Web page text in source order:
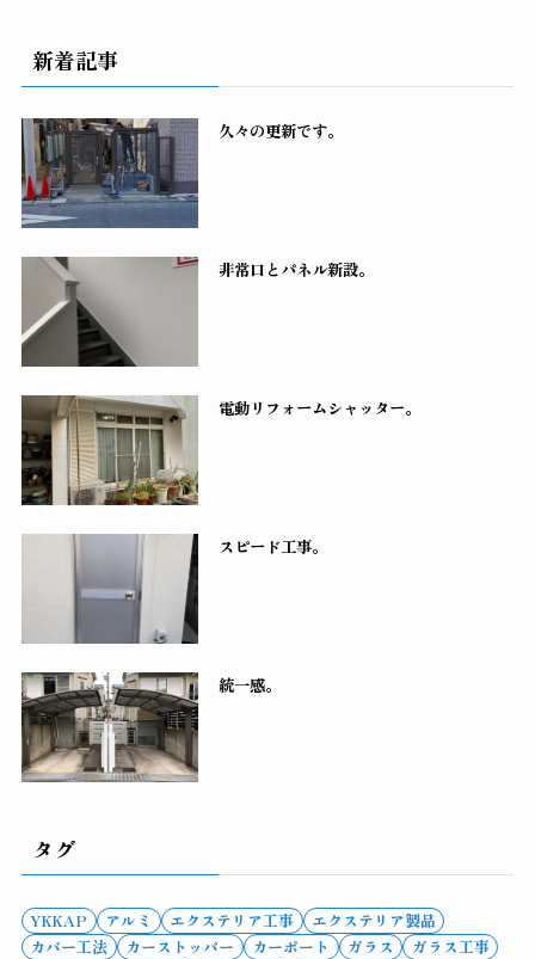
新着記事
久々の更新です。
非常口とパネル新設。
電動リフォームシャッター。
スピード工事。
統一感。
タグ
YKKAP アルミ エクステリア工事
エクステリア製品
カバー工法
カーストッパー カーポート ガラス
ガラス工事